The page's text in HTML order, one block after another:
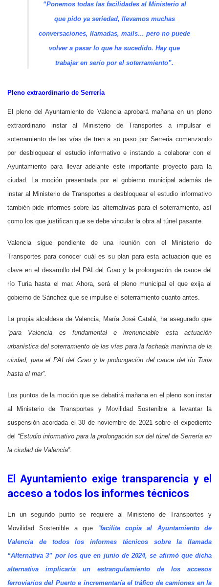
“Ponemos todas las facilidades al Ministerio al
que pido ya seriedad, llevamos muchas
conversaciones, llamadas, mails… pero no puede
volver a pasar lo que ha sucedido. Hay que
trabajar en serio por el soterramiento”.
Pleno extraordinario de Serrería
El pleno del Ayuntamiento de Valencia aprobará mañana en un pleno
extraordinario instar al Ministerio de Transportes a impulsar el
soterramiento de las vías de tren a su paso por Serreria comenzando
por desbloquear el estudio informativo e instando a colaborar con el
Ayuntamiento para llevar adelante este importante proyecto para la
ciudad. La moción presentada por el gobierno municipal además de
instar al Ministerio de Transportes a desbloquear el estudio informativo
también pide informes sobre las alternativas para el soterramiento, así
como los que justifican que se debe vincular la obra al túnel pasante.
Valencia sigue pendiente de una reunión con el Ministerio de
Transportes para conocer cuál es su plan para esta actuación que es
clave en el desarrollo del PAI del Grao y la prolongación de cauce del
río Turia hasta el mar. Ahora, será el pleno municipal el que exija al
gobierno de Sánchez que se impulse el soterramiento cuanto antes.
La propia alcaldesa de Valencia, María José Catalá, ha asegurado que
“para Valencia es fundamental e irrenunciable esta actuación
urbanística del soterramiento de las vías para la fachada marítima de la
ciudad, para el PAI del Grao y la prolongación del cauce del río Turia
hasta el mar”.
Los puntos de la moción que se debatirá mañana en el pleno son instar
al Ministerio de Transportes y Movilidad Sostenible a levantar la
suspensión acordada el 30 de noviembre de 2021 sobre el expediente
del “Estudio informativo para la prolongación sur del túnel de Serrería en
la ciudad de Valencia”.
El Ayuntamiento exige transparencia y el
acceso a todos los informes técnicos
En un segundo punto se requiere
al Ministerio de Transportes y
Movilidad Sostenible a que “facilite copia al Ayuntamiento de
Valencia de todos los informes técnicos sobre la llamada
“Alternativa 3” por los que en junio de 2024, se afirmó que dicha
alternativa implicaría un estrangulamiento de los accesos
ferroviarios del Puerto e incrementaría el tráfico de camiones en la